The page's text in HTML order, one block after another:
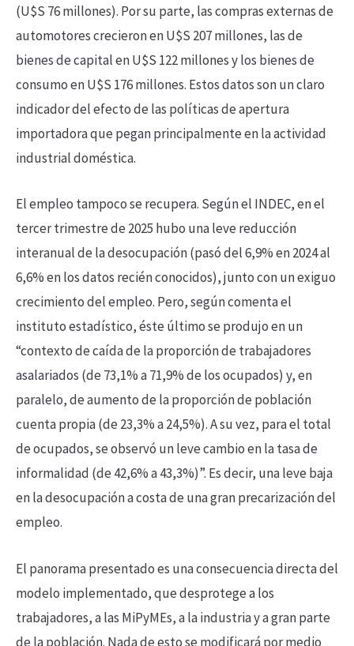
(U$S 76 millones). Por su parte, las compras externas de
automotores crecieron en U$S 207 millones, las de
bienes de capital en U$S 122 millones y los bienes de
consumo en U$S 176 millones. Estos datos son un claro
indicador del efecto de las políticas de apertura
importadora que pegan principalmente en la actividad
industrial doméstica.
El empleo tampoco se recupera. Según el INDEC, en el
tercer trimestre de 2025 hubo una leve reducción
interanual de la desocupación (pasó del 6,9% en 2024 al
6,6% en los datos recién conocidos), junto con un exiguo
crecimiento del empleo. Pero, según comenta el
instituto estadístico, éste último se produjo en un
“contexto de caída de la proporción de trabajadores
asalariados (de 73,1% a 71,9% de los ocupados) y, en
paralelo, de aumento de la proporción de población
cuenta propia (de 23,3% a 24,5%). A su vez, para el total
de ocupados, se observó un leve cambio en la tasa de
informalidad (de 42,6% a 43,3%)”. Es decir, una leve baja
en la desocupación a costa de una gran precarización del
empleo.
El panorama presentado es una consecuencia directa del
modelo implementado, que desprotege a los
trabajadores, a las MiPyMEs, a la industria y a gran parte
de la población. Nada de esto se modificará por medio